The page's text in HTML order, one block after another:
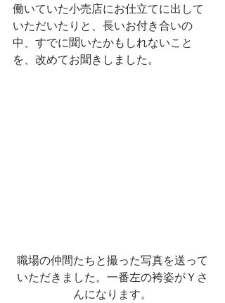
働いていた小売店にお仕立てに出して
いただいたりと、長いお付き合いの
中、すでに聞いたかもしれないこと
を、改めてお聞きしました。
職場の仲間たちと撮った写真を送って
いただきました。一番左の袴姿がＹさ
んになります。